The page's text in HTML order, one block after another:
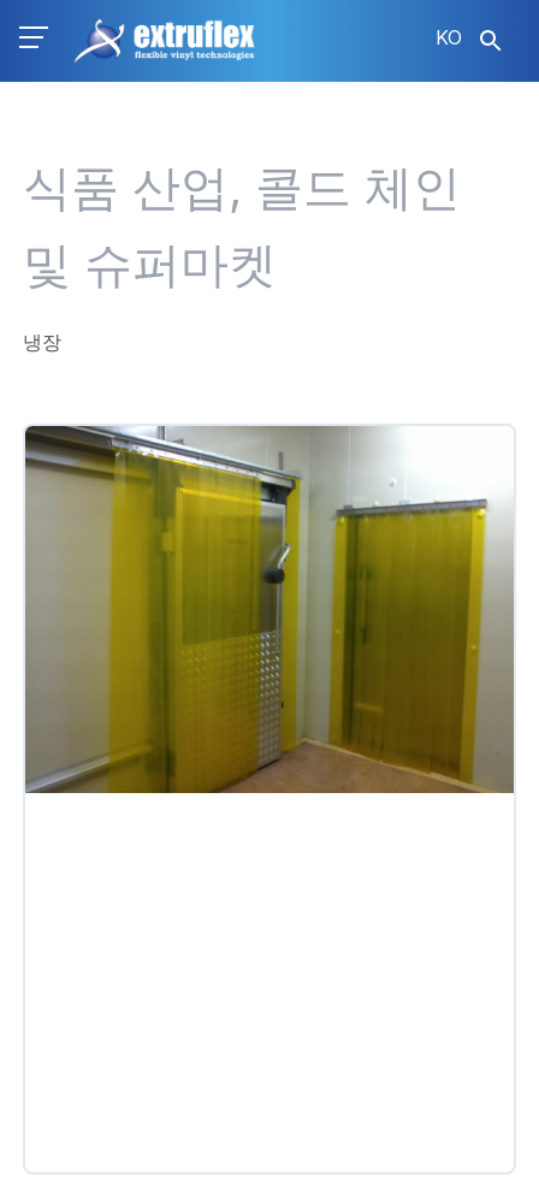
KO
식품 산업, 콜드 체인
및 슈퍼마켓
냉장